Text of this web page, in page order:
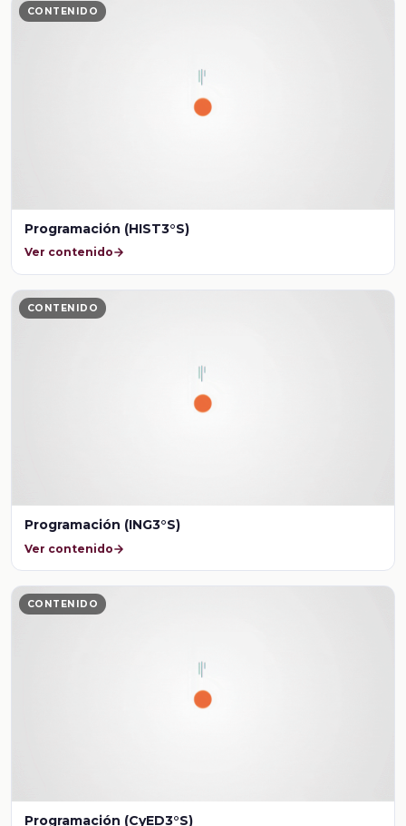
CONTENIDO
Programación (HIST3°S)
Ver contenido
CONTENIDO
Programación (ING3°S)
Ver contenido
CONTENIDO
Programación (CyED3°S)